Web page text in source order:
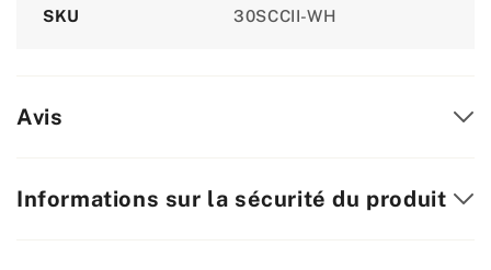
SKU 30SCCII-WH
Avis
Informations sur la sécurité du produit